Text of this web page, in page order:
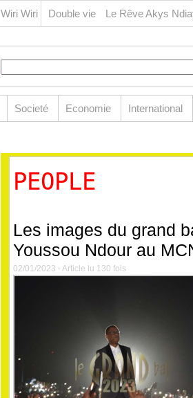
Wiri Wiri Double vie Le Rêve Akys
Societé Economie International
PEOPLE
Les images du grand
Youssou Ndour au
02/01/2023 - Article lu 130 fois